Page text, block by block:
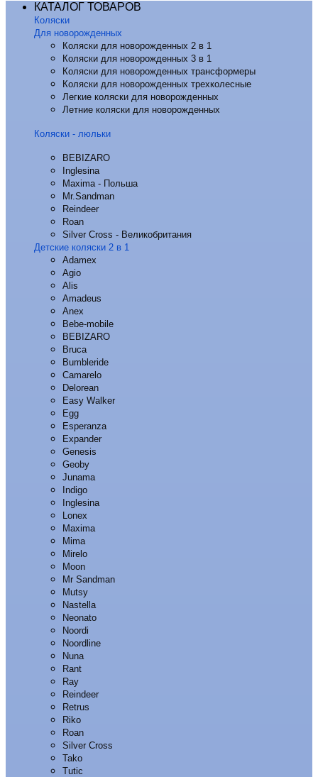
КАТАЛОГ ТОВАРОВ
Коляски
Для новорожденных
Коляски для новорожденных 2 в 1
Коляски для новорожденных 3 в 1
Коляски для новорожденных трансформеры
Коляски для новорожденных трехколесные
Легкие коляски для новорожденных
Летние коляски для новорожденных
Коляски - люльки
BEBIZARO
Inglesina
Maxima - Польша
Mr.Sandman
Reindeer
Roan
Silver Cross - Великобритания
Детские коляски 2 в 1
Adamex
Agio
Alis
Amadeus
Anex
Bebe-mobile
BEBIZARO
Bruca
Bumbleride
Camarelo
Delorean
Easy Walker
Egg
Esperanza
Expander
Genesis
Geoby
Junama
Indigo
Inglesina
Lonex
Maxima
Mima
Mirelo
Moon
Mr Sandman
Mutsy
Nastella
Neonato
Noordi
Noordline
Nuna
Rant
Ray
Reindeer
Retrus
Riko
Roan
Silver Cross
Tako
Tutic